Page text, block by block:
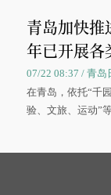
青岛加快
年已开展各
07/22 08:37 / 青岛
在青岛，依托“千
验、文旅、运动”